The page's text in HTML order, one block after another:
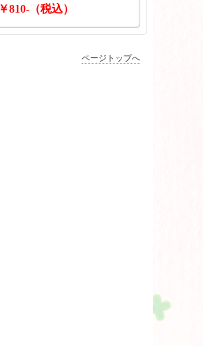
￥810-（税込）
ページトップへ